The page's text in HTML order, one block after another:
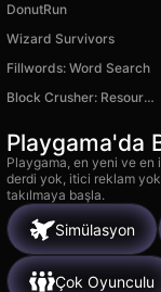
DonutRun
Wizard Survivors
Fillwords: Word Search
Block Crusher: Resource Factory!
Playgama'da
Playgama, en yeni ve en
derdi yok, itici reklam
takılmaya başla.
Simülasyon
Çok Oyunculu